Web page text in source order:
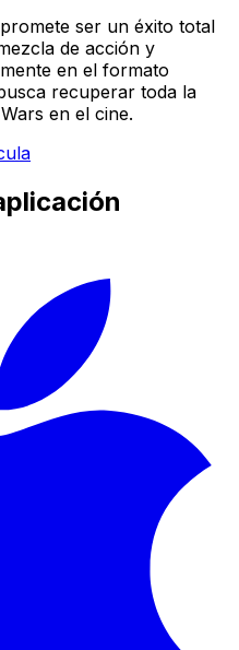
ser un éxito total
de acción y
en el formato
recuperar toda la
en el cine.